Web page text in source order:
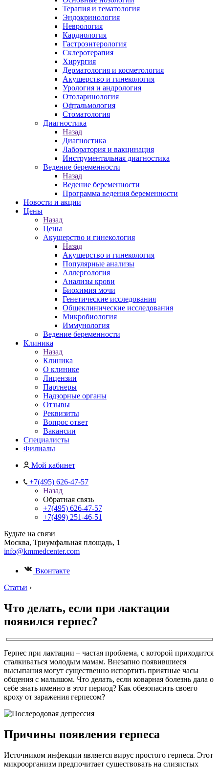
Терапия и гематология
Эндокринология
Неврология
Кардиология
Гастроэнтерология
Склеротерапия
Хирургия
Дерматология и косметология
Акушерство и гинекология
Урология и андрология
Отоларинология
Офтальмология
Стоматология
Диагностика
Назад
Диагностика
Лаборатория и вакцинация
Инструментальная диагностика
Ведение беременности
Назад
Ведение беременности
Программа ведения беременности
Новости и акции
Цены
Назад
Цены
Акушерство и гинекология
Назад
Акушерство и гинекология
Популярные анализы
Аллергология
Анализы крови
Биохимия мочи
Генетические исследования
Общеклинические исследования
Микробиология
Иммунология
Ведение беременности
Клиника
Назад
Клиника
О клинике
Лицензии
Партнеры
Надзорные органы
Отзывы
Реквизиты
Вопрос ответ
Вакансии
Специалисты
Филиалы
Мой кабинет
+7(495) 626-47-57
Назад
Обратная связь
+7(495) 626-47-57
+7(499) 251-46-51
Будьте на связи
Москва, Триумфальная площадь, 1
info@kmmedcenter.com
Вконтакте
Статьи ›
Что делать, если при лактации
появился герпес?
Герпес при лактации – частая проблема, с которой приходится
сталкиваться молодым мамам. Внезапно появившиеся
высыпания могут существенно испортить приятные часы
общения с малышом. Что делать, если коварная болезнь дала о
себе знать именно в этот период? Как обезопасить своего
кроху от заражения герпесом?
Причины появления герпеса
Источником инфекции является вирус простого герпеса. Этот
микроорганизм предпочитает существовать на слизистых